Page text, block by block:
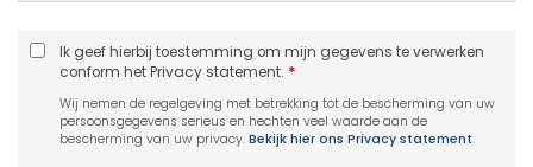
Ik geef hierbij toestemming om mijn gegevens te verwerken
conform het Privacy statement. *
Wij nemen de regelgeving met betrekking tot de bescherming van uw
persoonsgegevens serieus en hechten veel waarde aan de
bescherming van uw privacy. Bekijk hier ons Privacy statement.